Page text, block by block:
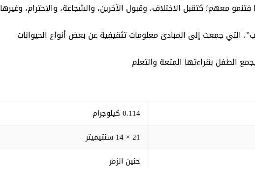
معهم؛ كتقبل الاختلاف، وقبول الآخرين، والشجاعة، والاحترام، وغيرها
التي جمعت إلى المبادئ معلومات تثقيفية عن بعض أنواع الحيوانات
الطفل بقراءتها المتعة والتعلم
0.114 كيلوجرام
21 × 14 سنتيميتر
حنين الزمر